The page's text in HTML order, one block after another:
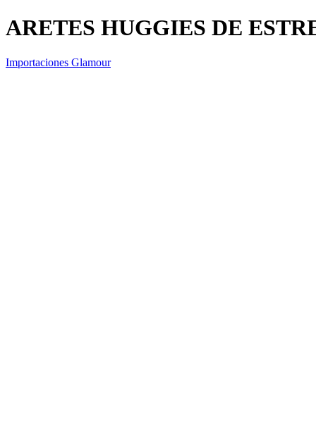
ARETES HUGGIES DE
Importaciones Glamour